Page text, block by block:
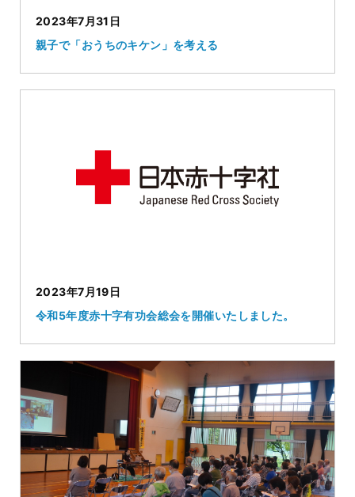
2023年7月31日
親子で「おうちのキケン」を考える
2023年7月19日
令和5年度赤十字有功会総会を開催いたしました。